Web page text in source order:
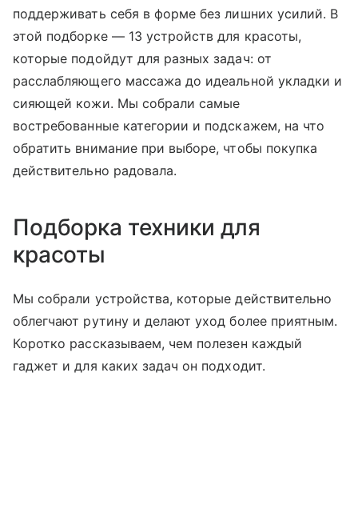
поддерживать себя в форме без лишних усилий. В
этой подборке — 13 устройств для красоты,
которые подойдут для разных задач: от
расслабляющего массажа до идеальной укладки и
сияющей кожи. Мы собрали самые
востребованные категории и подскажем, на что
обратить внимание при выборе, чтобы покупка
действительно радовала.
Подборка техники для
красоты
Мы собрали устройства, которые действительно
облегчают рутину и делают уход более приятным.
Коротко рассказываем, чем полезен каждый
гаджет и для каких задач он подходит.